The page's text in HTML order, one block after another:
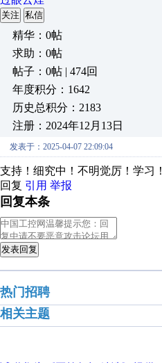
关注 私信
精华：0帖
求助：0帖
帖子：0帖 | 474回
年度积分：1642
历史总积分：2183
注册：2024年12月13日
发表于：2025-04-07 22:09:04
支持！细究中！不明觉厉！学习！
回复 引用 举报
回复本条
发表回复
热门招聘
相关主题